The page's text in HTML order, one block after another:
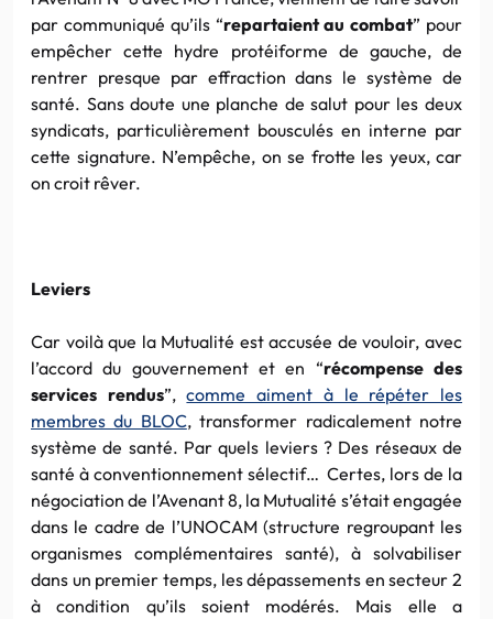
par communiqué qu’ils “repartaient au combat” pour
empêcher cette hydre protéiforme de gauche, de
rentrer presque par effraction dans le système de
santé. Sans doute une planche de salut pour les deux
syndicats, particulièrement bousculés en interne par
cette signature. N’empêche, on se frotte les yeux, car
on croit rêver.
Leviers
Car voilà que la Mutualité est accusée de vouloir, avec
l’accord du gouvernement et en “récompense des
services rendus”,comme aiment à le répéter les
membres du BLOC, transformer radicalement notre
système de santé. Par quels leviers ? Des réseaux de
santé à conventionnement sélectif… Certes, lors de la
négociation de l’Avenant 8, la Mutualité s’était engagée
dans le cadre de l’UNOCAM (structure regroupant les
organismes complémentaires santé), à solvabiliser
dans un premier temps, les dépassements en secteur 2
à condition qu’ils soient modérés. Mais elle a